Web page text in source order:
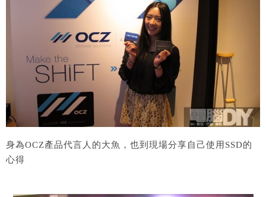
身為OCZ產品代言人的大魚，也到現場分享自己使用SSD的
心得